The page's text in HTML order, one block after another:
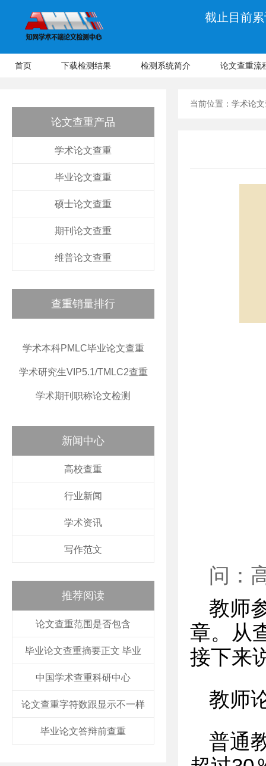
截止目前
首页 下载检测结果 检测系统简介 论文查重流
论文查重产品
学术论文查重
毕业论文查重
硕士论文查重
期刊论文查重
维普论文查重
查重销量排行
学术本科PMLC毕业论文查重
学术研究生VIP5.1/TMLC2查重
学术期刊职称论文检测
新闻中心
高校查重
行业新闻
学术资讯
写作范文
推荐阅读
论文查重范围是否包含
毕业论文查重摘要正文 毕业
中国学术查重科研中心
论文查重字符数跟显示不一样
毕业论文答辩前查重
当前位置： 学术论
问：
教师
章。从
接下来
教师
普通